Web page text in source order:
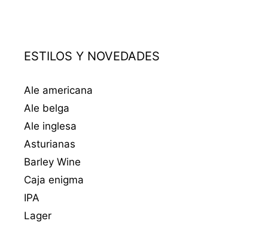
ESTILOS Y NOVEDADES
Ale americana
Ale belga
Ale inglesa
Asturianas
Barley Wine
Caja enigma
IPA
Lager